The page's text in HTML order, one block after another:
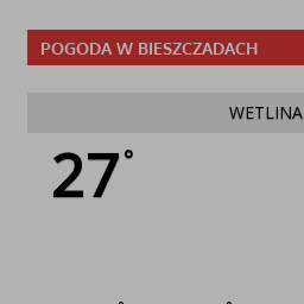
POGODA W BIESZCZADACH
WETLINA
27°